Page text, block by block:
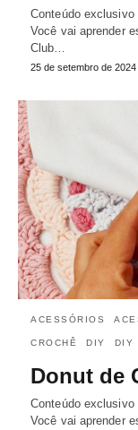
Conteúdo exclusivo
Você vai aprender
Club…
25 de setembro de 2024
ACESSÓRIOS
CROCHÊ DIY DIY
Donut de
Conteúdo exclusivo
Você vai aprender